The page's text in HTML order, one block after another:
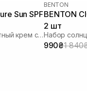
Sun SPF
Увлажняющий солнцезащитный крем с растительным скваланом
BENTON
BENTON
2 шт
990₴1